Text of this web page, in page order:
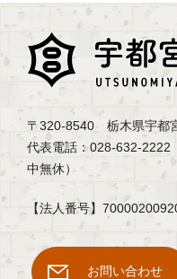
〒320-8540 栃木県宇都
代表電話：028-632-2222
中無休）
【法人番号】
お問い合わせ